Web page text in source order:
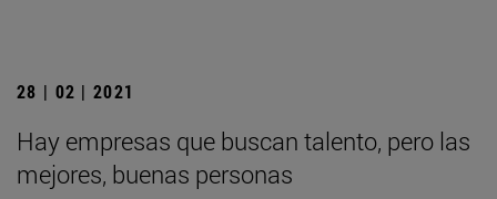
28 | 02 | 2021
Hay empresas que buscan talento, pero las
mejores, buenas personas